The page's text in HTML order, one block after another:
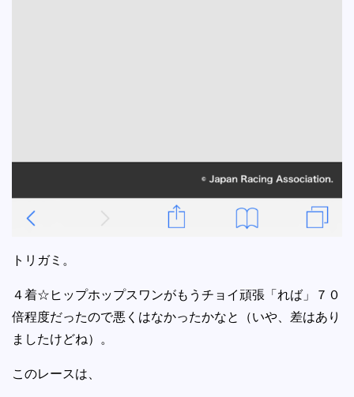
トリガミ。
４着☆ヒップホップスワンがもうチョイ頑張「れば」７０
倍程度だったので悪くはなかったかなと（いや、差はあり
ましたけどね）。
このレースは、